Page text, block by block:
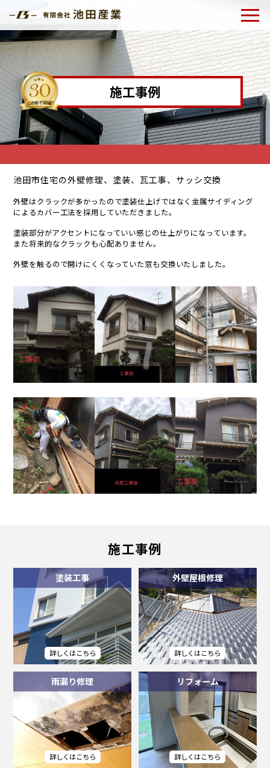
施工事例
池田市住宅の外壁修理、塗装、瓦工事、サッシ交換
外壁はクラックが多かったので塗装仕上げではなく金属サイディング
によるカバー工法を採用していただきました。
塗装部分がアクセントになっていい感じの仕上がりになっています。
また将来的なクラックも心配ありません。
外壁を触るので開けにくくなっていた窓も交換いたしました。
施工事例
塗装工事 外壁屋根修理
雨漏り修理 リフォーム